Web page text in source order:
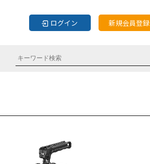
ログイン 新規会員登録